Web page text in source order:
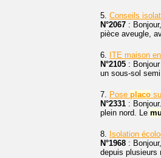
5. Conseils
N°2067 :
pièce aveugle,
6. ITE maison en
N°2105 :
un sous-sol
7. Pose placo
N°2331 :
plein nord. Le
8. Isolation
N°1968 :
depuis plusieurs